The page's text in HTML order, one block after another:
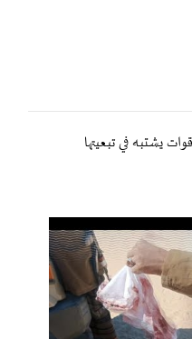
يشتبه في تبعيتها